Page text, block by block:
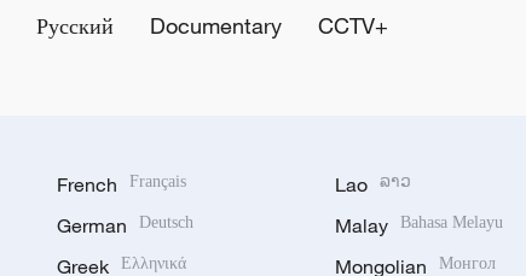
Русский Documentary CCTV+
French Français
German Deutsch
Greek Ελληνικά
Lao ລາວ
Malay Bahasa Melayu
Mongolian Монгол